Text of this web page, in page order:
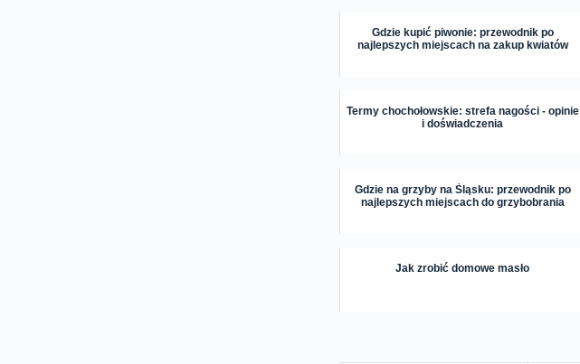
Gdzie kupić piwonie: przewodnik po
najlepszych miejscach na zakup kwiatów
Termy chochołowskie: strefa nagości - opinie
i doświadczenia
Gdzie na grzyby na Śląsku: przewodnik po
najlepszych miejscach do grzybobrania
Jak zrobić domowe masło